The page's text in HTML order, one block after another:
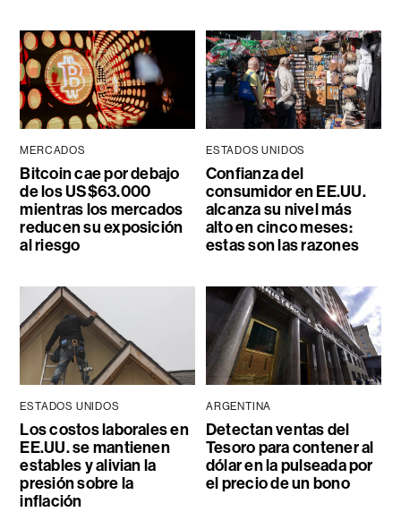
MERCADOS
Bitcoin cae por debajo
de los US$63.000
mientras los mercados
reducen su exposición
al riesgo
ESTADOS UNIDOS
Confianza del
consumidor en EE.UU.
alcanza su nivel más
alto en cinco meses:
estas son las razones
ESTADOS UNIDOS
Los costos laborales en
EE.UU. se mantienen
estables y alivian la
presión sobre la
inflación
ARGENTINA
Detectan ventas del
Tesoro para contener al
dólar en la pulseada por
el precio de un bono